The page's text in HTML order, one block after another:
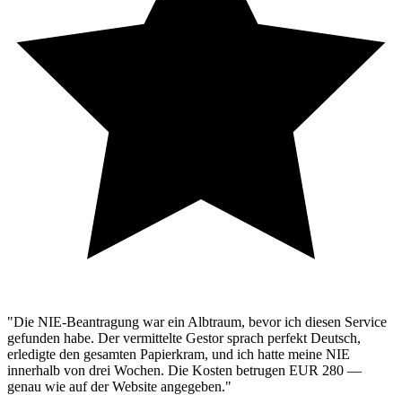
"Die NIE-Beantragung war ein Albtraum, bevor ich diesen Service
gefunden habe. Der vermittelte Gestor sprach perfekt Deutsch,
erledigte den gesamten Papierkram, und ich hatte meine NIE
innerhalb von drei Wochen. Die Kosten betrugen EUR 280 —
genau wie auf der Website angegeben."